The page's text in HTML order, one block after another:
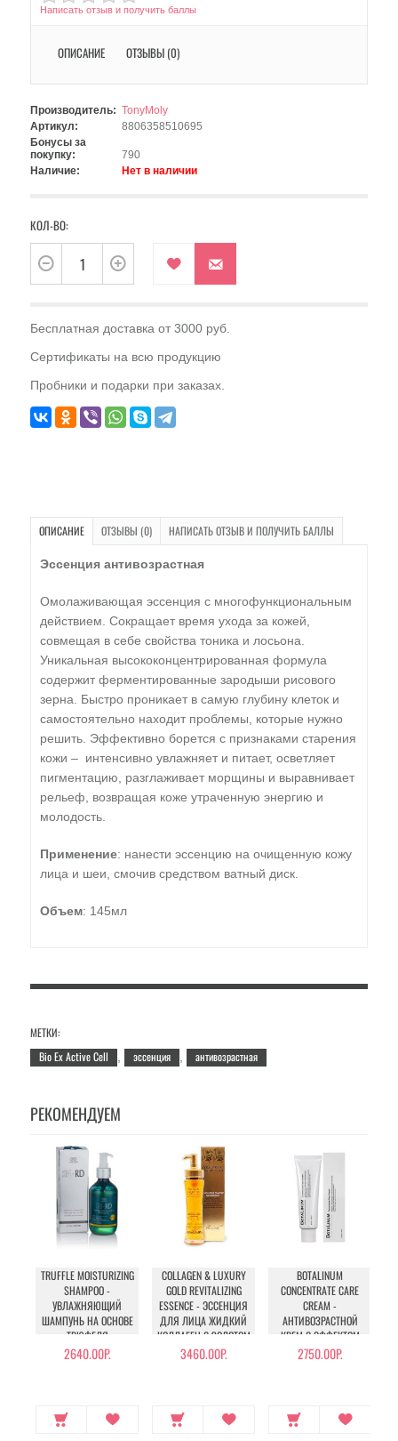
Написать отзыв и получить баллы
ОПИСАНИЕ ОТЗЫВЫ (0)
Производитель: TonyMoly
Артикул:
8806358510695
Бонусы за
покупку:
790
Наличие:
Нет в наличии
КОЛ-ВО:
Бесплатная доставка от 3000 руб.
Сертификаты на всю продукцию
Пробники и подарки при заказах.
ОПИСАНИЕ ОТЗЫВЫ (0) НАПИСАТЬ ОТЗЫВ И ПОЛУЧИТЬ БАЛЛЫ
Эссенция антивозрастная
Омолаживающая эссенция с многофункциональным
действием. Сокращает время ухода за кожей,
совмещая в себе свойства тоника и лосьона.
Уникальная высококонцентрированная формула
содержит ферментированные зародыши рисового
зерна. Быстро проникает в самую глубину клеток и
самостоятельно находит проблемы, которые нужно
решить. Эффективно борется с признаками старения
кожи – интенсивно увлажняет и питает, осветляет
пигментацию, разглаживает морщины и выравнивает
рельеф, возвращая коже утраченную энергию и
молодость.
Применение: нанести эссенцию на очищенную кожу
лица и шеи, смочив средством ватный диск.
Объем: 145мл
МЕТКИ:
Bio Ex Active Cell
эссенция антивозрастная
РЕКОМЕНДУЕМ
TRUFFLE MOISTURIZING
SHAMPOO -
УВЛАЖНЯЮЩИЙ
ШАМПУНЬ НА ОСНОВЕ
ТРЮФЕЛЯ
2640.00Р.
COLLAGEN & LUXURY
GOLD REVITALIZING
ESSENCE - ЭССЕНЦИЯ
ДЛЯ ЛИЦА ЖИДКИЙ
КОЛЛАГЕН С ЗОЛОТОМ
3460.00Р.
BOTALINUM
CONCENTRATE CARE
CREAM -
АНТИВОЗРАСТНОЙ
КРЕМ С ЭФФЕКТОМ
БОТОКСА
2750.00Р.